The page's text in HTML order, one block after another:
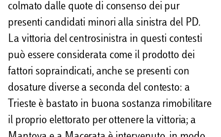
colmato dalle quote di consenso dei pur
presenti candidati minori alla sinistra del PD.
La vittoria del centrosinistra in questi contesti
può essere considerata come il prodotto dei
fattori sopraindicati, anche se presenti con
dosature diverse a seconda del contesto: a
Trieste è bastato in buona sostanza rimobilitare
il proprio elettorato per ottenere la vittoria; a